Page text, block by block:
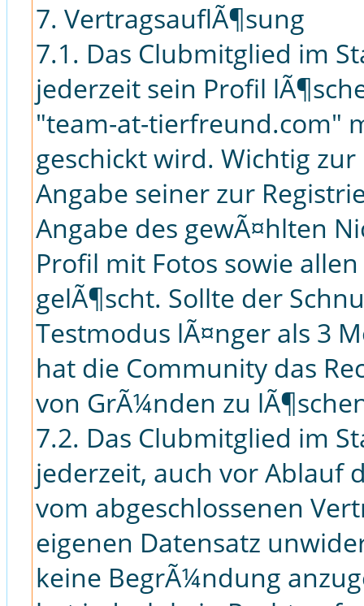
7. VertragsauflÃ¶sung
7.1. Das Clubmitglied im
jederzeit sein Profil
"team-at-tierfreund.com"
geschickt wird. Wichtig
Angabe seiner zur
Angabe des gewÃ¤hlten
Profil mit Fotos sowie
gelÃ¶scht. Sollte der
Testmodus lÃ¤nger als 3
hat die Community das
von GrÃ¼nden zu
7.2. Das Clubmitglied im
jederzeit, auch vor Ablauf
vom abgeschlossenen
eigenen Datensatz
keine BegrÃ¼ndung